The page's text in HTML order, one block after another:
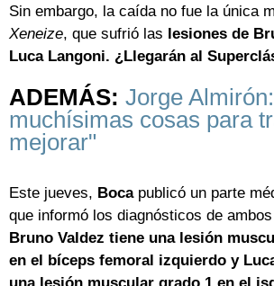
Sin embargo, la caída no fue la única
Xeneize, que sufrió las lesiones de
Luca Langoni. ¿Llegarán al
ADEMÁS: Jorge
muchísimas cosas para
mejorar"
Este jueves, Bocapublicó un parte
que informó los diagnósticos de
Bruno Valdez tiene una lesión
en el bíceps femoral izquierdo y